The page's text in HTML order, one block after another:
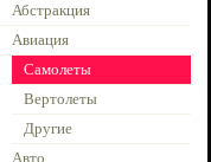
Абстракция
Авиация
Самолеты
Вертолеты
Другие
Авто